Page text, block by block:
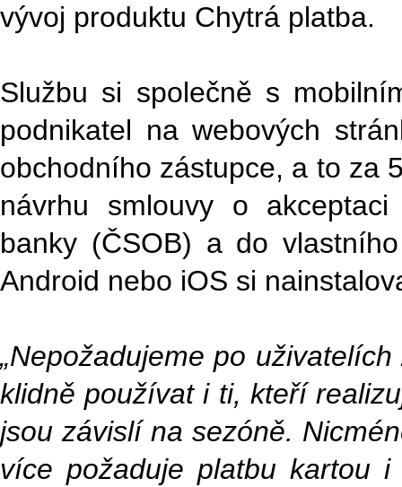
vývoj produktu Chytrá platba.
Službu si společně s
podnikatel na webových
obchodního zástupce, a to za
návrhu smlouvy o
banky (ČSOB) a do
Android nebo iOS si
„Nepožadujeme po
klidně používat i ti, kteří
jsou závislí na sezóně.
více požaduje platbu kartou